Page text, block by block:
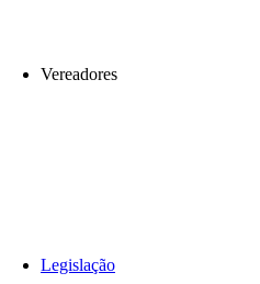
Vereadores
Legislação